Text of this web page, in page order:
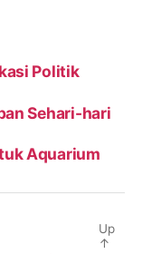
Politik
Sehari-hari
Aquarium
Up
↑